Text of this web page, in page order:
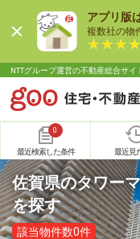
アプリ版
複数社の物
NTTグループ運営の不動産総合サイ
0
最近検索した条件 最近見
佐賀県のタワー
を探す
該当物件数0件